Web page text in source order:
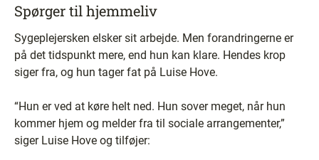
Spørger til hjemmeliv
Sygeplejersken elsker sit arbejde. Men forandringerne er
på det tidspunkt mere, end hun kan klare. Hendes krop
siger fra, og hun tager fat på Luise Hove.
“Hun er ved at køre helt ned. Hun sover meget, når hun
kommer hjem og melder fra til sociale arrangementer,”
siger Luise Hove og tilføjer: